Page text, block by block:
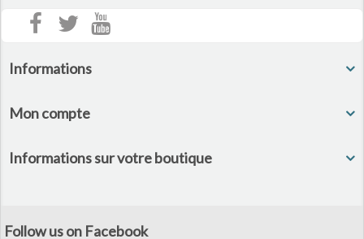
Informations
Mon compte
Informations sur votre boutique
Follow us on Facebook